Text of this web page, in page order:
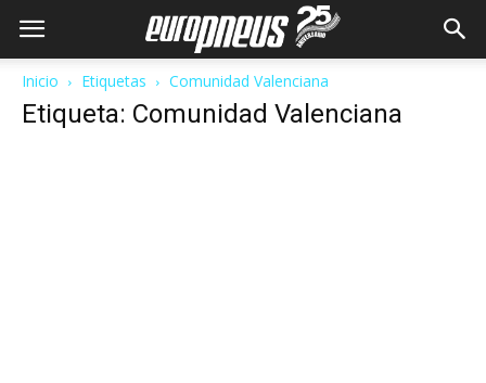
Inicio Etiquetas Comunidad Valenciana
Etiqueta: Comunidad Valenciana